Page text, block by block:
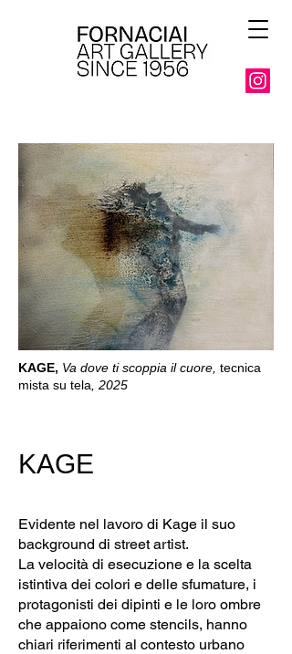
KAGE, Va dove ti scoppia il cuore, tecnica
mista su tela , 2025
KAGE
Evidente nel lavoro di Kage il suo
background di street artist.
La velocità di esecuzione e la scelta
istintiva dei colori e delle sfumature, i
protagonisti dei dipinti e le loro ombre
che appaiono come stencils, hanno
chiari riferimenti al contesto urbano